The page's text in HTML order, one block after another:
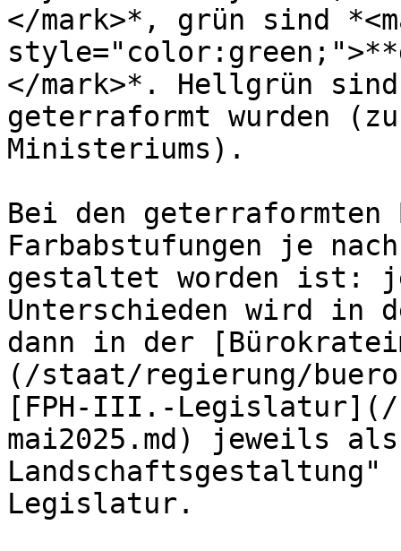
</mark>*, grün sind
</mark>*. Hellgrün
geterraformt wurden
Ministeriums).
Bei den
Farbabstufungen je
gestaltet worden ist:
Unterschieden wird in
dann in der
(/staat/regierung/
[FPH-III.-
mai2025.md) jeweils
Legislatur.